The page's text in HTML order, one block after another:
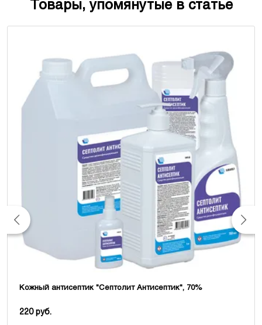
Товары, упомянутые в статье
Кожный антисептик "Септолит Антисептик", 70%
220 руб.